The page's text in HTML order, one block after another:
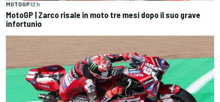
MOTOGP12 h
MotoGP | Zarco risale in moto tre mesi dopo il suo grave
infortunio